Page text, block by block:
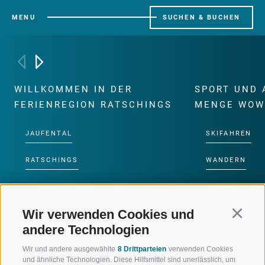
Wir verwenden Cookies und
andere Technologien
Wir und andere ausgewählte 8 Drittparteien verwenden Cookies
und ähnliche Technologien. Diese Hilfsmittel sind unerlässlich, um
MENU SUCHEN & BUCHEN
WILLKOMMEN IN DER
FERIENREGION RATSCHINGS
JAUFENTAL
RATSCHINGS
RIDNAUNTAL
BERGBAHNEN
SKISCHULE RATSCHINGS
SPORT UND
MENGE
SKIFAHREN
WANDERN
HOCHALPINE